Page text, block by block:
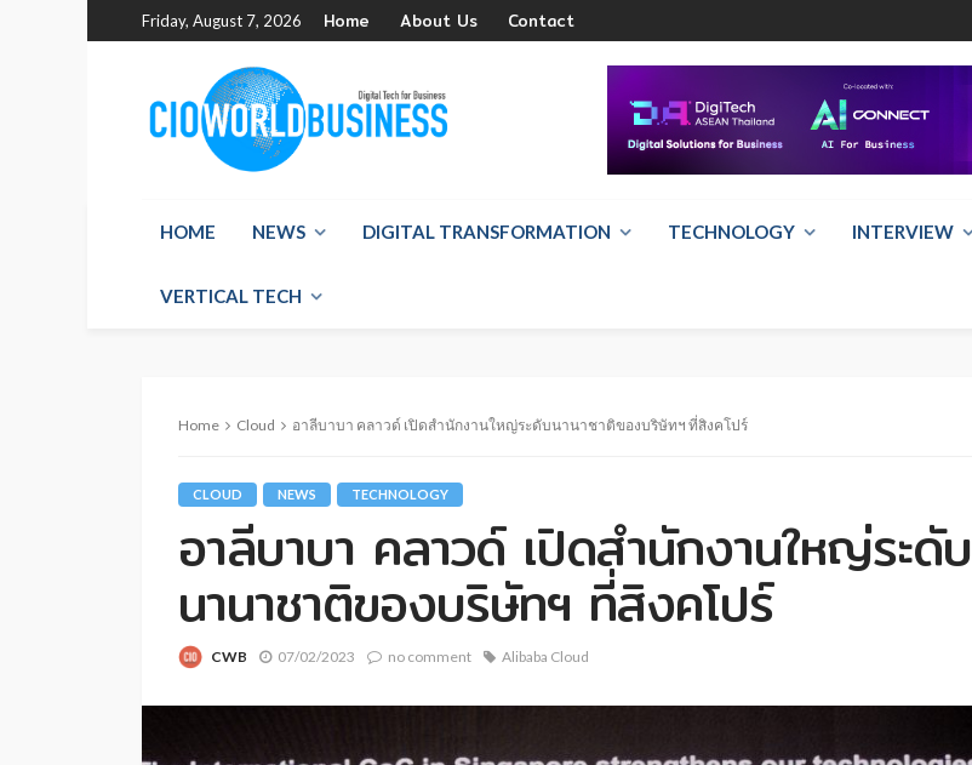
Friday, August 7, 2026 Home About Us Contact
HOME NEWS DIGITAL TRANSFORMATION TECHNOLOGY INTERVIEW
VERTICAL TECH
Home Cloud อาลีบาบา คลาวด์ เปิดสำนักงานใหญ่ระดับนานาชาติของบริษัทฯ ที่สิงคโปร์
CLOUD NEWS TECHNOLOGY
อาลีบาบา คลาวด์ เปิดสำนักงานใหญ่ระดับ
นานาชาติของบริษัทฯ ที่สิงคโปร์
CWB 07/02/2023 no comment Alibaba Cloud